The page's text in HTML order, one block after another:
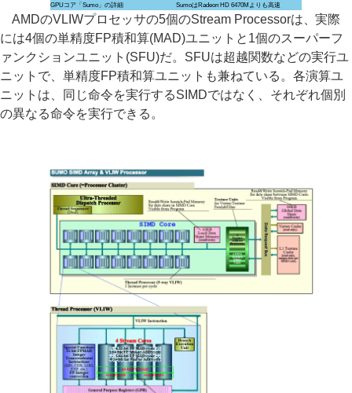
GPUコア「Sumo」の詳細 SumoはRadeon HD 6470Mよりも高速
AMDのVLIWプロセッサの5個のStream Processorは、実際
には4個の単精度FP積和算(MAD)ユニットと1個のスーパーフ
ァンクションユニット(SFU)だ。SFUは超越関数などの実行ユ
ニットで、単精度FP積和算ユニットも兼ねている。各演算ユ
ニットは、同じ命令を実行するSIMDではなく、それぞれ個別
の異なる命令を実行できる。